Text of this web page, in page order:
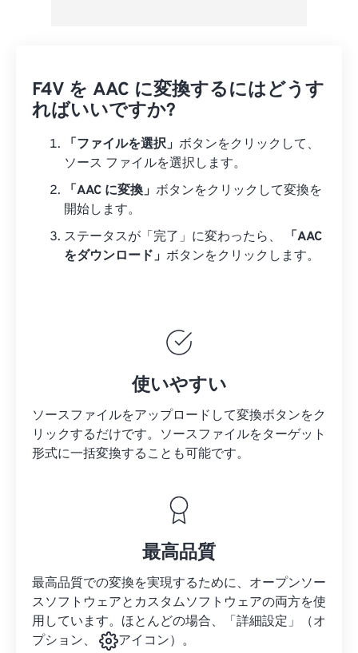
F4V を AAC に変換するにはどうす
ればいいですか?
「ファイルを選択」 ボタンをクリックして、
ソース ファイルを選択します。
「AAC に変換」 ボタンをクリックして変換を
開始します。
ステータスが「完了」に変わったら、
「AAC
をダウンロード」 ボタンをクリックします。
使いやすい
ソースファイルをアップロードして変換ボタンをク
リックするだけです。 ソースファイルをターゲット
形式に一括変換することも可能です。
最高品質
最高品質での変換を実現するために、オープンソー
スソフトウェアとカスタムソフトウェアの両方を使
用しています。ほとんどの場合、「詳細設定」（オ
プション、
アイコン）。